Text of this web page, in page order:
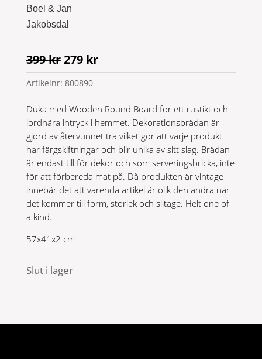
Boel & Jan
Jakobsdal
399krDet
ursprungliga
priset
399 kr.
279 krDet
nuvarande
279 kr.
Artikelnr: 800890
Duka med Wooden Round Board för ett rustikt och
jordnära intryck i hemmet. Dekorationsbrädan är
gjord av återvunnet trä vilket gör att varje produkt
har färgskiftningar och blir unika av sitt slag. Brädan
är endast till för dekor och som serveringsbricka, inte
för att förbereda mat på. Då produkten är vintage
innebär det att varenda artikel är olik den andra när
det kommer till form, storlek och slitage. Helt one of
a kind.
57x41x2 cm
Slut i lager